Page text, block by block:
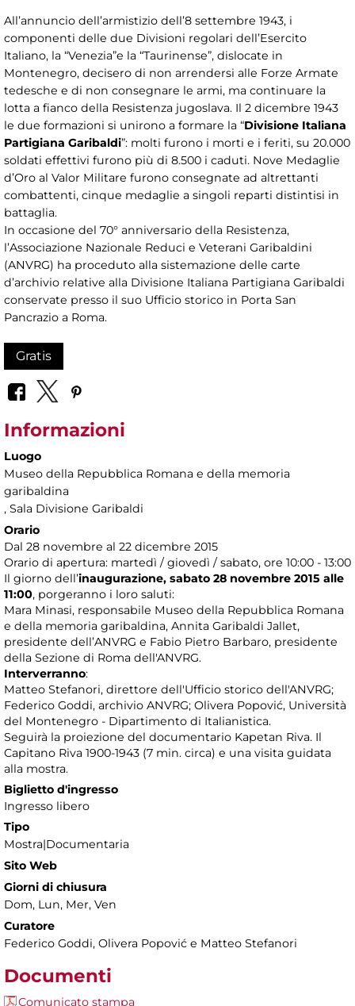
All’annuncio dell’armistizio dell’8 settembre 1943, i
componenti delle due Divisioni regolari dell’Esercito
Italiano, la “Venezia”e la “Taurinense”, dislocate in
Montenegro, decisero di non arrendersi alle Forze Armate
tedesche e di non consegnare le armi, ma continuare la
lotta a fianco della Resistenza jugoslava. Il 2 dicembre 1943
le due formazioni si unirono a formare la “Divisione Italiana
Partigiana Garibaldi”: molti furono i morti e i feriti, su 20.000
soldati effettivi furono più di 8.500 i caduti. Nove Medaglie
d’Oro al Valor Militare furono consegnate ad altrettanti
combattenti, cinque medaglie a singoli reparti distintisi in
battaglia.
In occasione del 70° anniversario della Resistenza,
l’Associazione Nazionale Reduci e Veterani Garibaldini
(ANVRG) ha proceduto alla sistemazione delle carte
d’archivio relative alla Divisione Italiana Partigiana Garibaldi
conservate presso il suo Ufficio storico in Porta San
Pancrazio a Roma.
Gratis
Informazioni
Luogo
Museo della Repubblica Romana e della memoria
garibaldina
, Sala Divisione Garibaldi
Orario
Dal 28 novembre al 22 dicembre 2015
Orario di apertura: martedì / giovedì / sabato, ore 10:00 - 13:00
Il giorno dell’inaugurazione, sabato 28 novembre 2015 alle
11:00, porgeranno i loro saluti:
Mara Minasi, responsabile Museo della Repubblica Romana
e della memoria garibaldina, Annita Garibaldi Jallet,
presidente dell’ANVRG e Fabio Pietro Barbaro, presidente
della Sezione di Roma dell'ANVRG.
Interverranno:
Matteo Stefanori, direttore dell'Ufficio storico dell'ANVRG;
Federico Goddi, archivio ANVRG; Olivera Popović, Università
del Montenegro - Dipartimento di Italianistica.
Seguirà la proiezione del documentario Kapetan Riva. Il
Capitano Riva 1900-1943 (7 min. circa) e una visita guidata
alla mostra.
Biglietto d'ingresso
Ingresso libero
Tipo
Mostra|Documentaria
Sito Web
Giorni di chiusura
Dom, Lun, Mer, Ven
Curatore
Federico Goddi, Olivera Popović e Matteo Stefanori
Documenti
Comunicato stampa